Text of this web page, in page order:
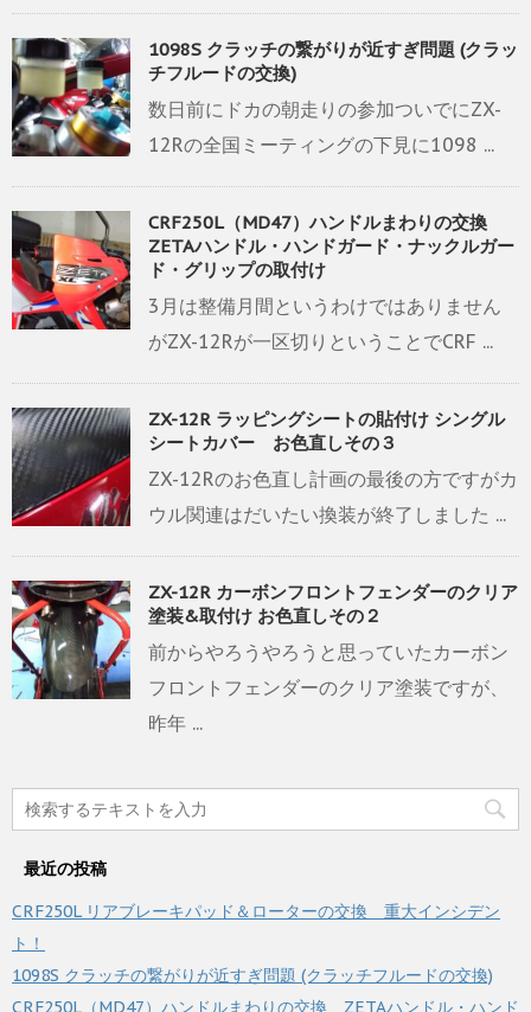
1098S クラッチの繋がりが近すぎ問題 (クラッ
チフルードの交換)
数日前にドカの朝走りの参加ついでにZX-
12Rの全国ミーティングの下見に1098 ...
CRF250L（MD47）ハンドルまわりの交換
ZETAハンドル・ハンドガード・ナックルガー
ド・グリップの取付け
3月は整備月間というわけではありません
がZX-12Rが一区切りということでCRF ...
ZX-12R ラッピングシートの貼付け シングル
シートカバー お色直しその３
ZX-12Rのお色直し計画の最後の方ですがカ
ウル関連はだいたい換装が終了しました ...
ZX-12R カーボンフロントフェンダーのクリア
塗装&取付け お色直しその２
前からやろうやろうと思っていたカーボン
フロントフェンダーのクリア塗装ですが、
昨年 ...
最近の投稿
CRF250L リアブレーキパッド＆ローターの交換 重大インシデン
ト！
1098S クラッチの繋がりが近すぎ問題 (クラッチフルードの交換)
CRF250L（MD47）ハンドルまわりの交換 ZETAハンドル・ハンド